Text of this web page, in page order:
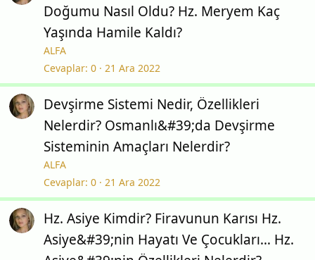
Doğumu Nasıl Oldu? Hz. Meryem Kaç
Yaşında Hamile Kaldı?
ALFA
Cevaplar 0 21 Ara 2022
Devşirme Sistemi Nedir, Özellikleri
Nelerdir? Osmanlı&#39;da Devşirme
Sisteminin Amaçları Nelerdir?
ALFA
Cevaplar 0 21 Ara 2022
Hz. Asiye Kimdir? Firavunun Karısı Hz.
Asiye&#39;nin Hayatı Ve Çocukları… Hz.